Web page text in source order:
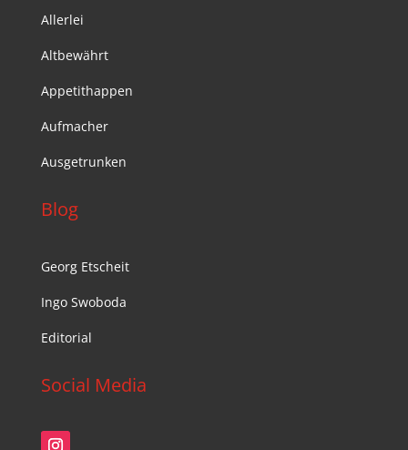
Allerlei
Altbewährt
Appetithappen
Aufmacher
Ausgetrunken
Blog
Georg Etscheit
Ingo Swoboda
Editorial
Social Media